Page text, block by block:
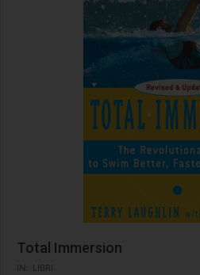
Total Immersion
2025-
IN: LIBRI